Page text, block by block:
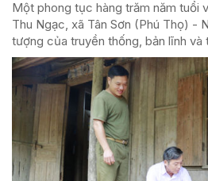
Một phong tục hàng trăm năm tuổi
Thu Ngạc, xã Tân Sơn (Phú Thọ) -
tượng của truyền thống, bản lĩnh và